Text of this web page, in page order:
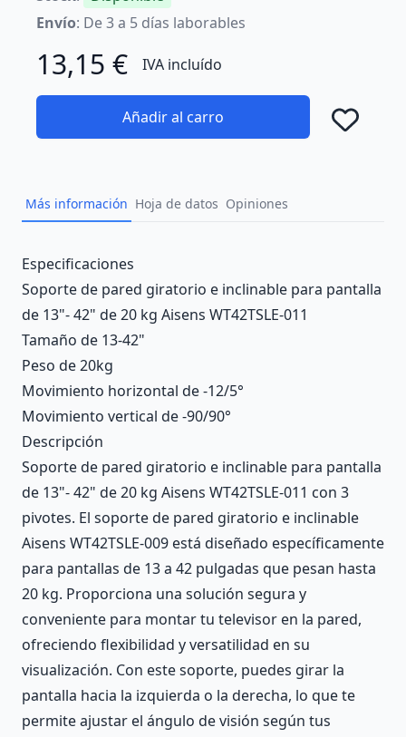
Envío: De 3 a 5 días laborables
13,15 € IVA incluído
Añadir al carro
Más información Hoja de datos Opiniones
Description
Especificaciones
Soporte de pared giratorio e inclinable para pantalla
de 13"- 42" de 20 kg Aisens WT42TSLE-011
Tamaño de 13-42"
Peso de 20kg
Movimiento horizontal de -12/5°
Movimiento vertical de -90/90°
Descripción
Soporte de pared giratorio e inclinable para pantalla
de 13"- 42" de 20 kg Aisens WT42TSLE-011 con 3
pivotes. El soporte de pared giratorio e inclinable
Aisens WT42TSLE-009 está diseñado específicamente
para pantallas de 13 a 42 pulgadas que pesan hasta
20 kg. Proporciona una solución segura y
conveniente para montar tu televisor en la pared,
ofreciendo flexibilidad y versatilidad en su
visualización. Con este soporte, puedes girar la
pantalla hacia la izquierda o la derecha, lo que te
permite ajustar el ángulo de visión según tus